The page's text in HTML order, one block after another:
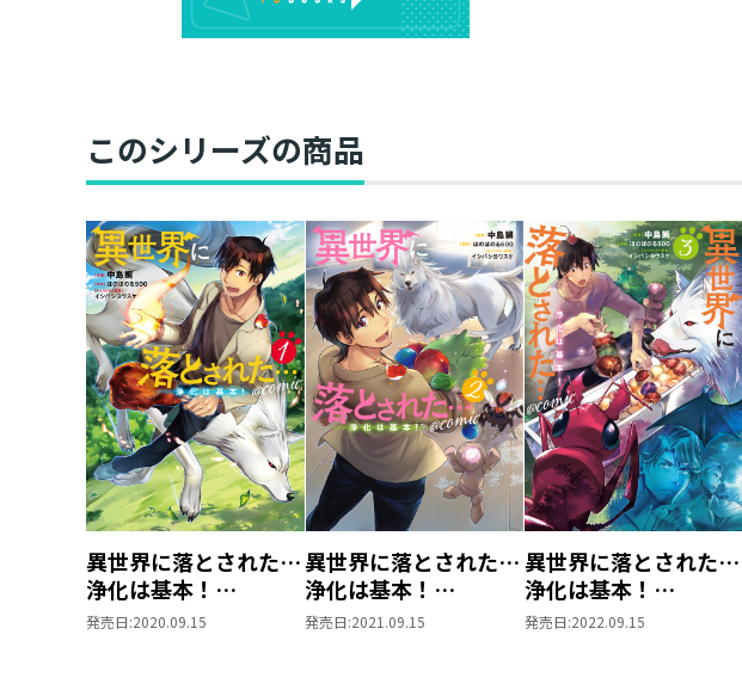
このシリーズの商品
異世界に落とされた…
浄化は基本！
@COMIC 第1巻
発売日:2020.09.15
異世界に落とされた…
浄化は基本！
@COMIC 第2巻
発売日:2021.09.15
異世界に落とされた…
浄化は基本！
@COMIC 第3巻
発売日:2022.09.15